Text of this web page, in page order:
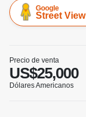
Google
Street View
Precio de venta
US$25,000
Dólares Americanos